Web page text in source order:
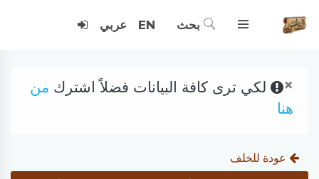
بحث EN عربي
× لكي ترى كافة البيانات فضلاً اشترك من
هنا
عودة للخلف